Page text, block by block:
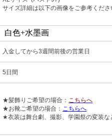
サイズ詳細は以下の画像をご参考くだ
白色+水墨画
入金してから3週間前後の営業日
5日間
★髪飾りご希望の場合： こちらへ
★お靴ご希望の場合： こちらへ
★衣装は舞台劇、撮影、学園祭の変装な